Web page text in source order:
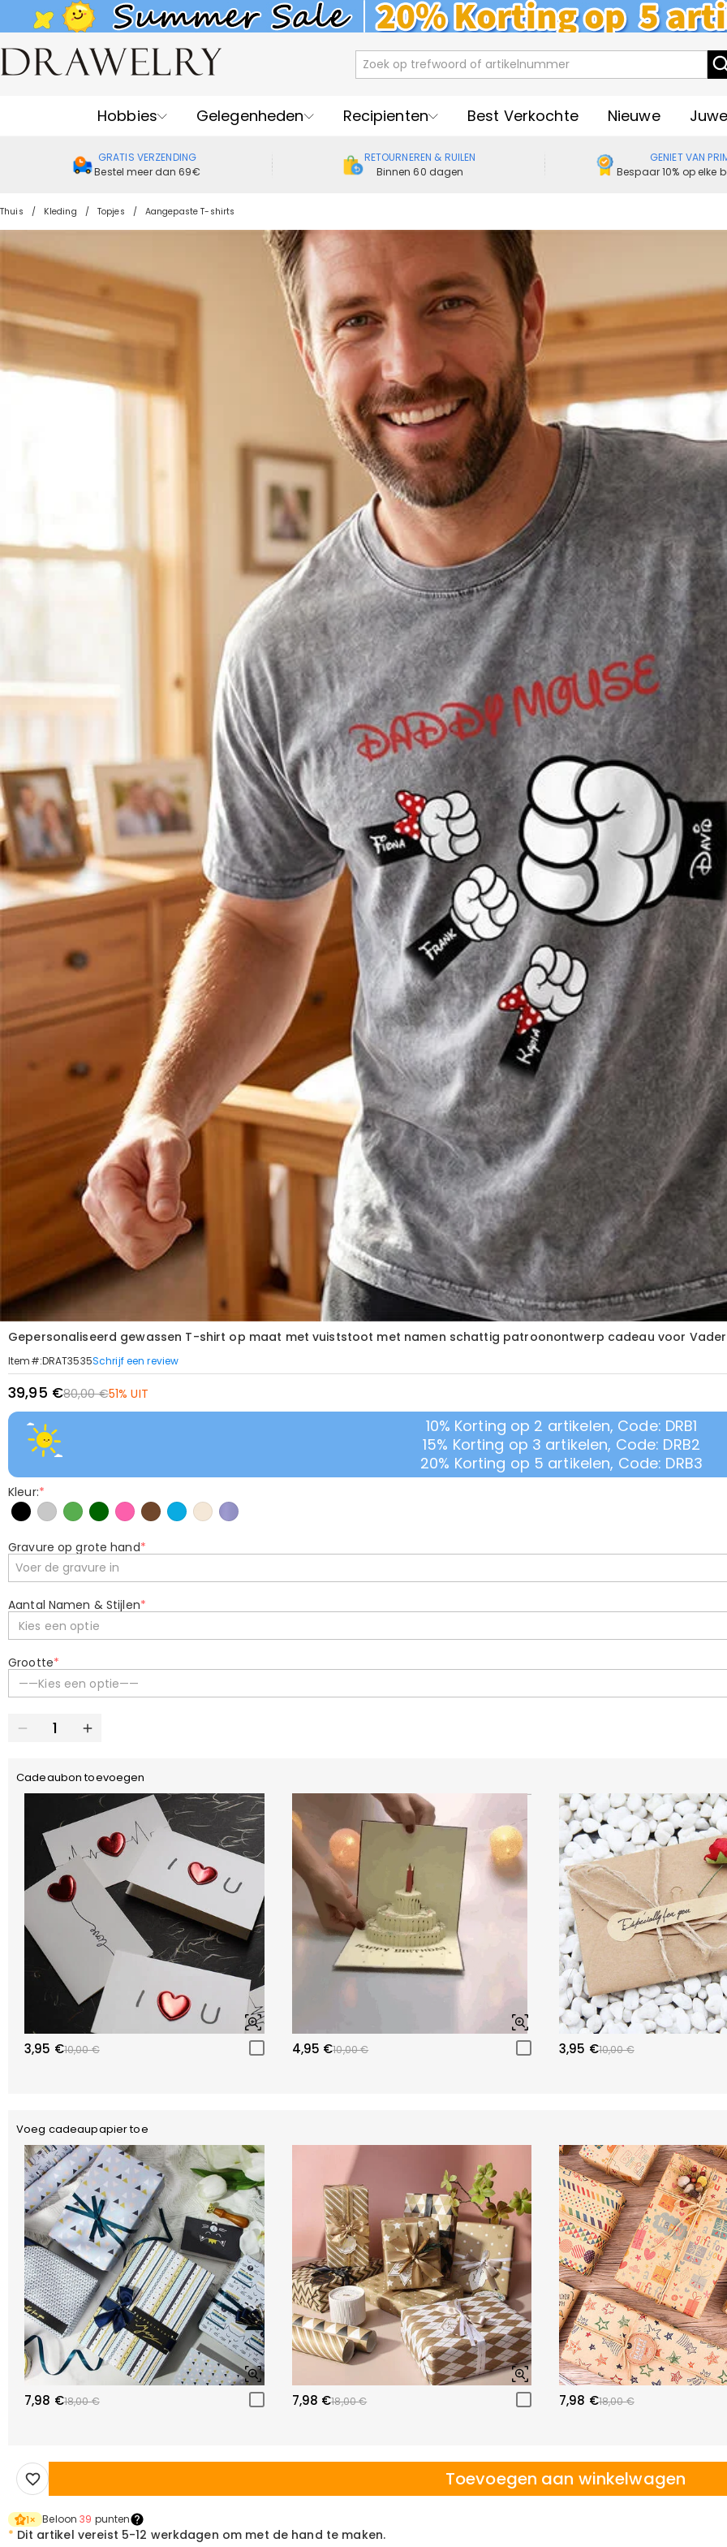
Hobbies Gelegenheden Recipienten Best Verkochte Nieuwe
GRATIS VERZENDING
Bestel meer dan 69€
RETOURNEREN & RUILEN
Binnen 60 dagen
GENIET VAN
Bespaar 10% op elke
Thuis Kleding Topjes Aangepaste T-shirts
Gepersonaliseerd gewassen T-shirt op maat met vuiststoot met namen schattig patroonontwerp cadeau voor
Item#:DRAT3535Schrijf een review
39,95 €80,00 €51% UIT
10% Korting op 2 artikelen, Code: DRB1
15% Korting op 3 artikelen, Code: DRB2
20% Korting op 5 artikelen, Code: DRB3
Kleur:*
Gravure op grote hand*
Aantal Namen & Stijlen*
Kies een optie
Grootte*
——Kies een optie——
Cadeaubon toevoegen
3,95 €10,00 € 4,95 €10,00 € 3,95 €10,00 €
Voeg cadeaupapier toe
7,98 €18,00 € 7,98 €18,00 € 7,98 €18,00 €
Toevoegen aan winkelwagen
1× Beloon39 punten
* Dit artikel vereist 5-12 werkdagen om met de hand te maken.